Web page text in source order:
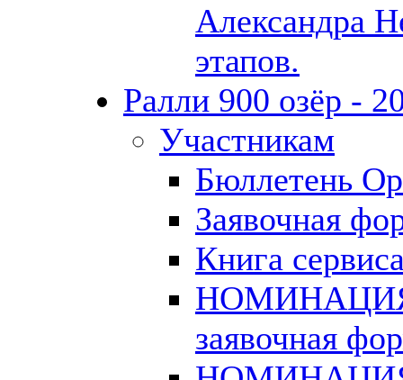
Александра
этапов.
Ралли 900 озёр -
Участникам
Бюллетень
Заявочная
Книга
заявочная